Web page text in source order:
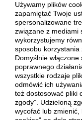
374,50
Cena regularna:
Najniższa cena:
do koszyka
Używamy plików
zapamiętać Twoje
spersonalizowane
związane z mediami
wykorzystujemy
sposobu korzystania
Domyślnie
poprawnego
wszystkie rodzaje
odmówić ich
też dostosować pliki
zgody”. Udzieloną
wycofać lub zmienić,